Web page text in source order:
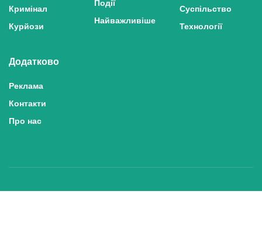
Кримінал
Курйози
Найважливіше
Суспільство
Технології
Додатково
Реклама
Контакти
Про нас
Політика конфіденційності та захисту персональних даних